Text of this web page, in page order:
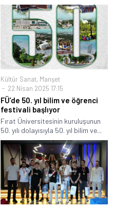
Kültür Sanat, Manşet
22 Nisan 2025 17:15
FÜ’de 50. yıl bilim ve öğrenci
festivali başlıyor
Fırat Üniversitesinin kuruluşunun
50. yılı dolayısıyla 50. yıl bilim ve...